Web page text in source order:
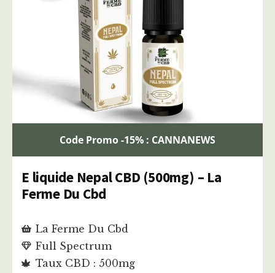
Code Promo -15% : CANNANEWS
E liquide Nepal CBD (500mg) – La
Ferme Du Cbd
La Ferme Du Cbd
Full Spectrum
Taux CBD : 500mg